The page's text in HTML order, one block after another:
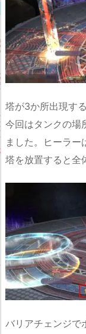
塔が3か所出現す
今回はタンクの場
ました。ヒーラー
塔を放置すると全
バリアチェンジで